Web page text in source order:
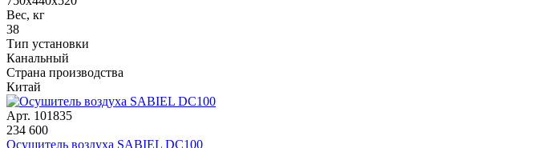
Вес, кг
38
Тип установки
Канальный
Страна производства
Китай
Арт. 101835
234 600
Осушитель воздуха SABIEL DC100